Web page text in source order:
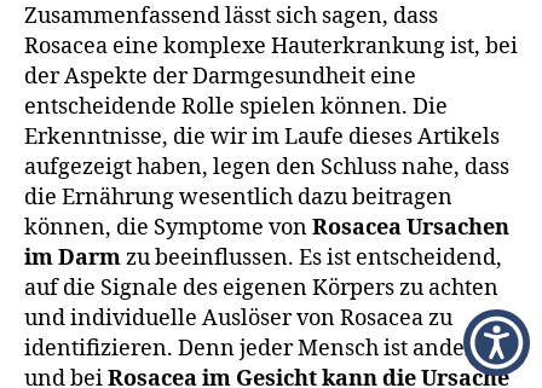
Zusammenfassend lässt sich sagen, dass
Rosacea eine komplexe Hauterkrankung ist, bei
der Aspekte der Darmgesundheit eine
entscheidende Rolle spielen können. Die
Erkenntnisse, die wir im Laufe dieses Artikels
aufgezeigt haben, legen den Schluss nahe, dass
die Ernährung wesentlich dazu beitragen
können, die Symptome vonRosacea Ursachen
im Darmzu beeinflussen. Es ist entscheidend,
auf die Signale des eigenen Körpers zu achten
und individuelle Auslöser von Rosacea zu
identifizieren. Denn jeder Mensch ist anders
und beiRosacea im Gesicht kann die Ursache